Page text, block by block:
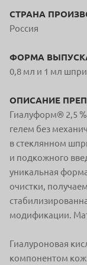
СТРАНА
Россия
ФОРМА
0,8 мл и 1 мл
ОПИСАНИЕ
Гиалуформ® 2,5
гелем без
в стеклянном
и подкожного
уникальная
очистки,
модификации.
Гиалуроновая
компонентом